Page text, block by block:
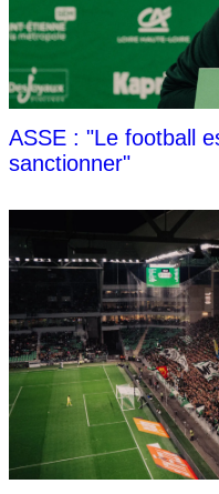
ASSE : "Le football
sanctionner"